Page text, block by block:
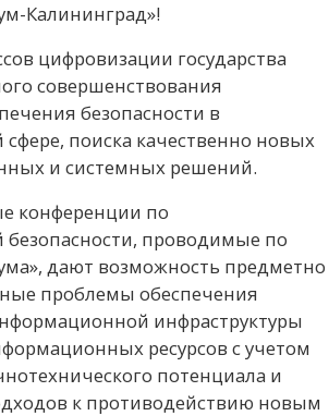
Калининград»!
цифровизации государства
совершенствования
безопасности в
поиска качественно новых
и системных решений.
конференции по
проводимые по
дают возможность предметно
проблемы обеспечения
инфраструктуры
ресурсов с учетом
потенциала и
к противодействию новым